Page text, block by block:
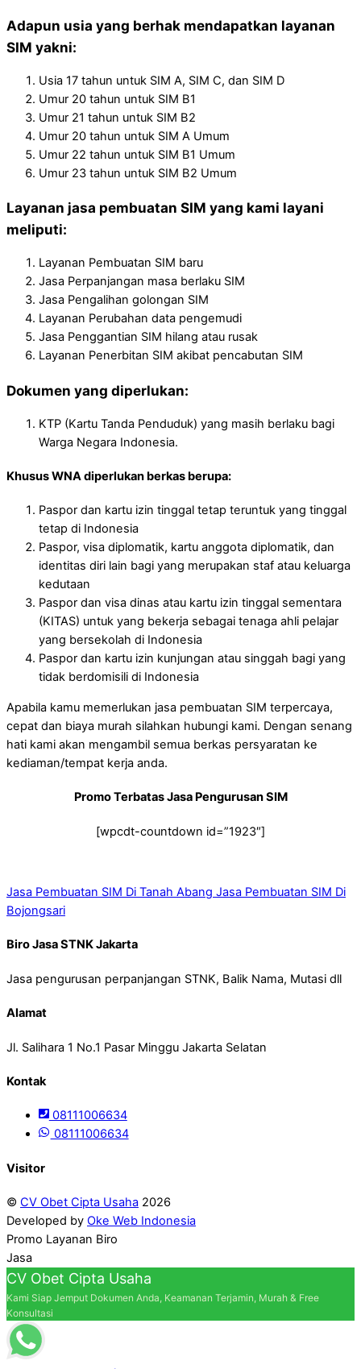
Adapun usia yang berhak mendapatkan layanan
SIM yakni:
Usia 17 tahun untuk SIM A, SIM C, dan SIM D
Umur 20 tahun untuk SIM B1
Umur 21 tahun untuk SIM B2
Umur 20 tahun untuk SIM A Umum
Umur 22 tahun untuk SIM B1 Umum
Umur 23 tahun untuk SIM B2 Umum
Layanan jasa pembuatan SIM yang kami layani
meliputi:
Layanan Pembuatan SIM baru
Jasa Perpanjangan masa berlaku SIM
Jasa Pengalihan golongan SIM
Layanan Perubahan data pengemudi
Jasa Penggantian SIM hilang atau rusak
Layanan Penerbitan SIM akibat pencabutan SIM
Dokumen yang diperlukan:
KTP (Kartu Tanda Penduduk) yang masih berlaku bagi
Warga Negara Indonesia.
Khusus WNA diperlukan berkas berupa:
Paspor dan kartu izin tinggal tetap teruntuk yang tinggal
tetap di Indonesia
Paspor, visa diplomatik, kartu anggota diplomatik, dan
identitas diri lain bagi yang merupakan staf atau keluarga
kedutaan
Paspor dan visa dinas atau kartu izin tinggal sementara
(KITAS) untuk yang bekerja sebagai tenaga ahli pelajar
yang bersekolah di Indonesia
Paspor dan kartu izin kunjungan atau singgah bagi yang
tidak berdomisili di Indonesia
Apabila kamu memerlukan jasa pembuatan SIM terpercaya,
cepat dan biaya murah silahkan hubungi kami. Dengan senang
hati kami akan mengambil semua berkas persyaratan ke
kediaman/tempat kerja anda.
Promo Terbatas Jasa Pengurusan SIM
[wpcdt-countdown id=”1923″]
Jasa Pembuatan SIM Di Tanah Abang Jasa Pembuatan SIM Di
Bojongsari
Biro Jasa STNK Jakarta
Jasa pengurusan perpanjangan STNK, Balik Nama, Mutasi dll
Alamat
Jl. Salihara 1 No.1 Pasar Minggu Jakarta Selatan
Kontak
08111006634
08111006634
Visitor
© CV Obet Cipta Usaha 2026
Developed by Oke Web Indonesia
Promo Layanan Biro
Jasa
CV Obet Cipta Usaha
Kami Siap Jemput Dokumen Anda, Keamanan Terjamin, Murah & Free
Konsultasi